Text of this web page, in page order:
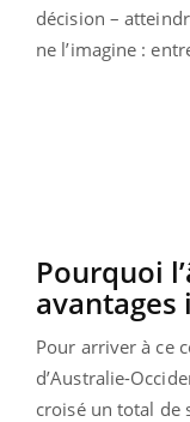
décision –
ne l’imagine :
Pourquoi
avantages
Pour arriver à ce
d’Australie-
croisé un total de